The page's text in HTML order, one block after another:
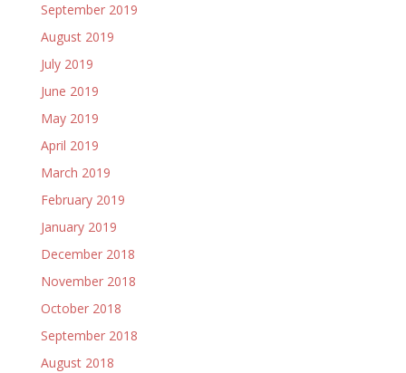
September 2019
August 2019
July 2019
June 2019
May 2019
April 2019
March 2019
February 2019
January 2019
December 2018
November 2018
October 2018
September 2018
August 2018